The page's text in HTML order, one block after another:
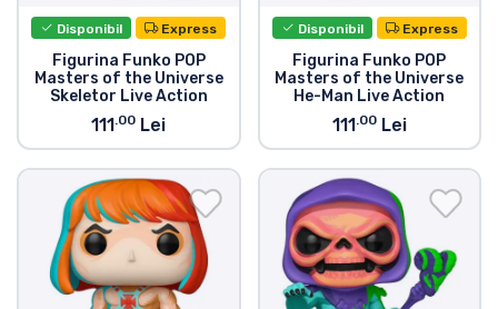
Disponibil Express
Figurina Funko POP
Masters of the Universe
Skeletor Live Action
111 .00 Lei
Disponibil Express
Figurina Funko POP
Masters of the Universe
He-Man Live Action
111.00Lei